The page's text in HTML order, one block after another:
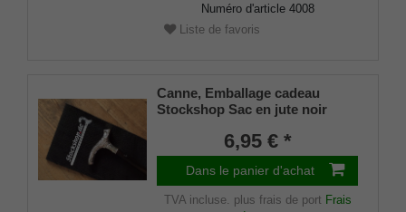
Numéro d'article 4008
Liste de favoris
Canne, Emballage cadeau
Stockshop Sac en jute noir
6,95 € *
Dans le panier d'achat
TVA incluse. plus frais de port Frais